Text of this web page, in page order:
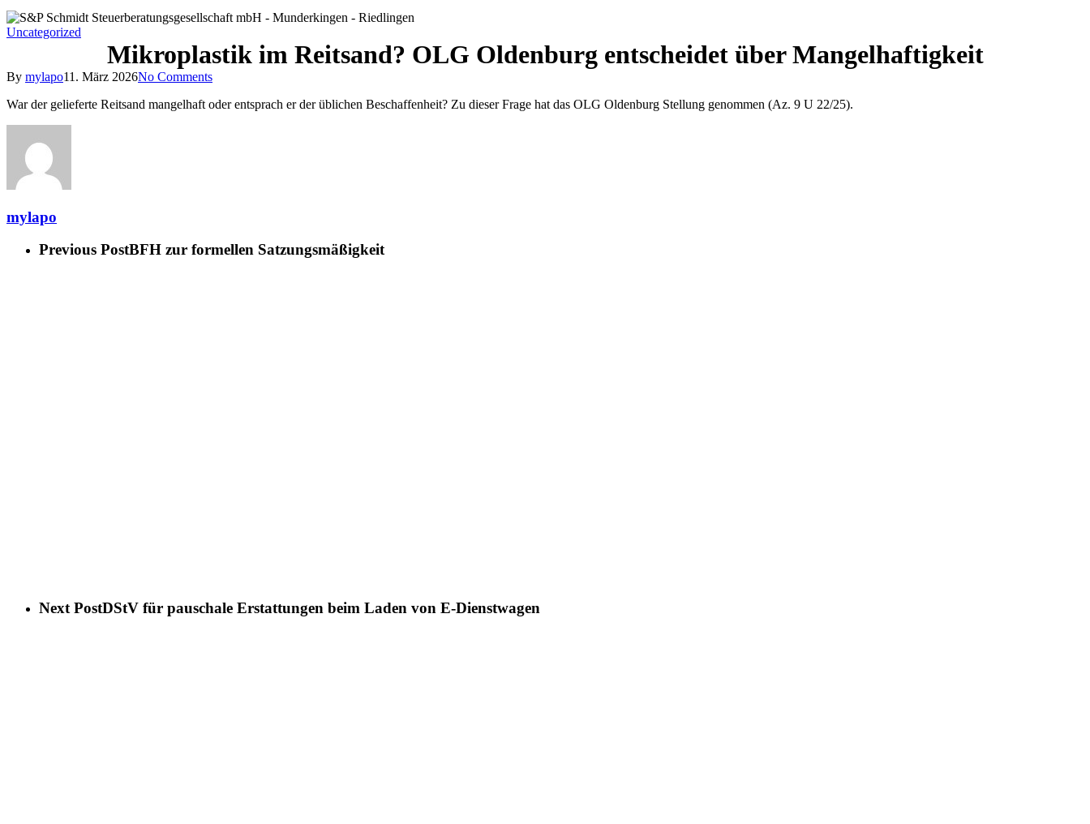
Uncategorized
Mikroplastik im Reitsand? OLG Oldenburg entscheidet über Mangelhaftigkeit
By mylapo11. März 2026No Comments
War der gelieferte Reitsand mangelhaft oder entsprach er der üblichen Beschaffenheit? Zu dieser Frage hat das OLG Oldenburg Stellung genommen (Az. 9 U 22/25).
mylapo
Previous PostBFH zur formellen Satzungsmäßigkeit
Next PostDStV für pauschale Erstattungen beim Laden von E-Dienstwagen